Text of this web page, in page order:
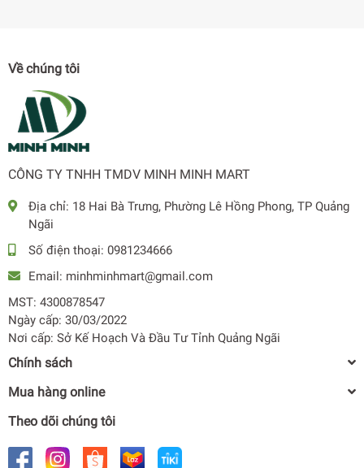
trong khung hình 4K sống
động
Bộ xử lý Crystal 4K
Nâng cấp mọi nội dung bạn yêu thích lên chuẩn 4K ấn
tượng. Chiêm ngưỡng sắc màu hiển thị sống động và chân
Về chúng tôi
CÔNG TY TNHH TMDV MINH MINH MART
Địa chỉ: 18 Hai Bà Trưng, Phường Lê Hồng Phong, TP Quảng
Ngãi
Số điện thoại: 0981234666
Email: minhminhmart@gmail.com
MST: 4300878547
Ngày cấp: 30/03/2022
Nơi cấp: Sở Kế Hoạch Và Đầu Tư Tỉnh Quảng Ngãi
Chính sách
Mua hàng online
Theo dõi chúng tôi